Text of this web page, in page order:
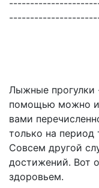
Лыжные прогулки
помощью можно
вами
только на период
Совсем другой
достижений. Вот
здоровьем.